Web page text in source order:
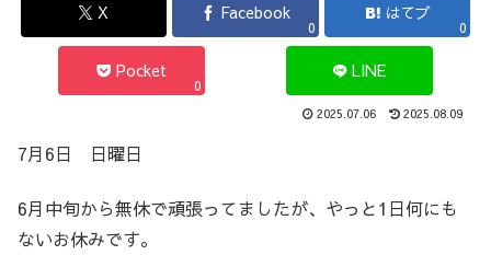
X Facebook
0
はてブ
0
Pocket
0
LINE
2025.07.06 2025.08.09
7月6日 日曜日
6月中旬から無休で頑張ってましたが、やっと1日何にも
ないお休みです。